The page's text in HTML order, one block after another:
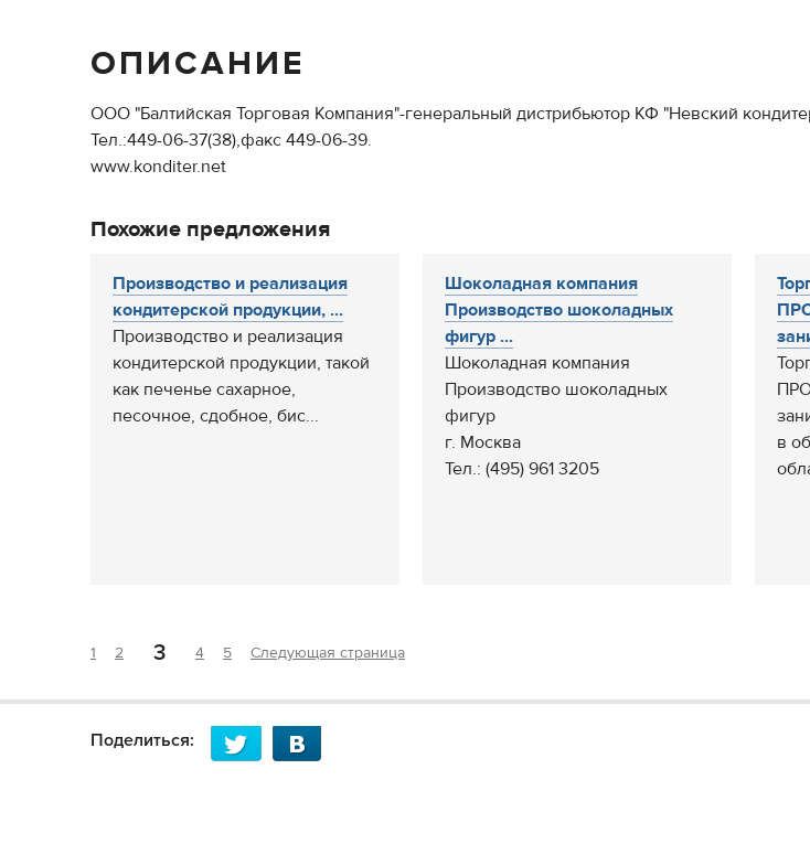
ОПИСАНИЕ
ООО "Балтийская Торговая Компания"-генеральный дистрибьютор КФ "Невский
Тел.:449-06-37(38),факс 449-06-39.
www.konditer.net
Похожие предложения
Производство и реализация
кондитерской продукции, ...
Производство и реализация
кондитерской продукции, такой
как печенье сахарное,
песочное, сдобное, бис...
Шоколадная компания
Производство шоколадных
фигур ...
Шоколадная компания
Производство шоколадных
фигур
г. Москва
Тел.: (495) 961 3205
в
1 2 3 4 5 Следующая страница
Поделиться: